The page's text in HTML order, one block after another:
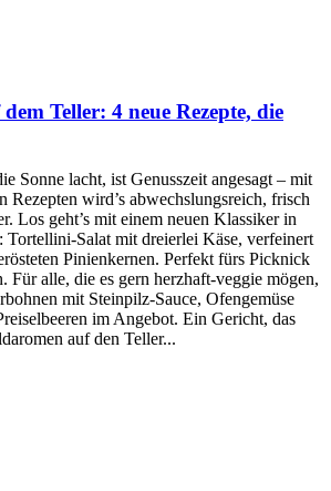
Teller: 4 neue Rezepte, die
Sonne lacht, ist Genusszeit angesagt – mit
Rezepten wird’s abwechslungsreich, frisch
Los geht’s mit einem neuen Klassiker in
Tortellini-Salat mit dreierlei Käse, verfeinert
Pinienkernen. Perfekt fürs Picknick
Für alle, die es gern herzhaft-veggie mögen,
mit Steinpilz-Sauce, Ofengemüse
im Angebot. Ein Gericht, das
auf den Teller...